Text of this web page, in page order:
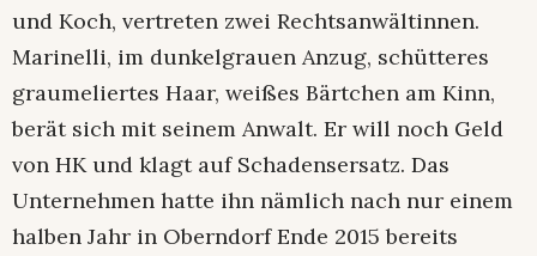
und Koch, vertreten zwei Rechtsanwältinnen.
Marinelli, im dunkelgrauen Anzug, schütteres
graumeliertes Haar, weißes Bärtchen am Kinn,
berät sich mit seinem Anwalt. Er will noch Geld
von HK und klagt auf Schadensersatz. Das
Unternehmen hatte ihn nämlich nach nur einem
halben Jahr in Oberndorf Ende 2015 bereits